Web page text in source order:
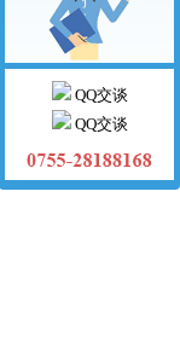
QQ交谈
QQ交谈